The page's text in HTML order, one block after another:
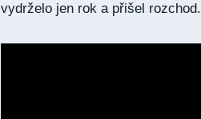
vydrželo jen rok a přišel rozchod.